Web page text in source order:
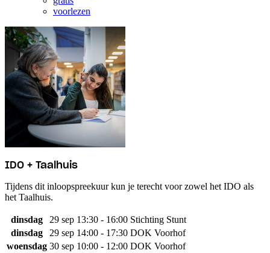
voorlezen
IDO + Taalhuis
Tijdens dit inloopspreekuur kun je terecht voor zowel het IDO als
het Taalhuis.
dinsdag 29 sep 13:30 - 16:00 Stichting Stunt
dinsdag
29 sep 14:00 - 17:30 DOK Voorhof
woensdag 30 sep 10:00 - 12:00 DOK Voorhof